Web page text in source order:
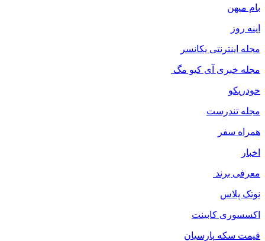
بام میهن
اینه روز
مجله اینترنتی یکانسر
مجله خبری آی کیو مگ
خودریکو
مجله‌ تندرست
همراه سفر
اخبار
معرفی برند
نوتک پلاس
اکسسوری کابینت
قیمت سکه پارسیان